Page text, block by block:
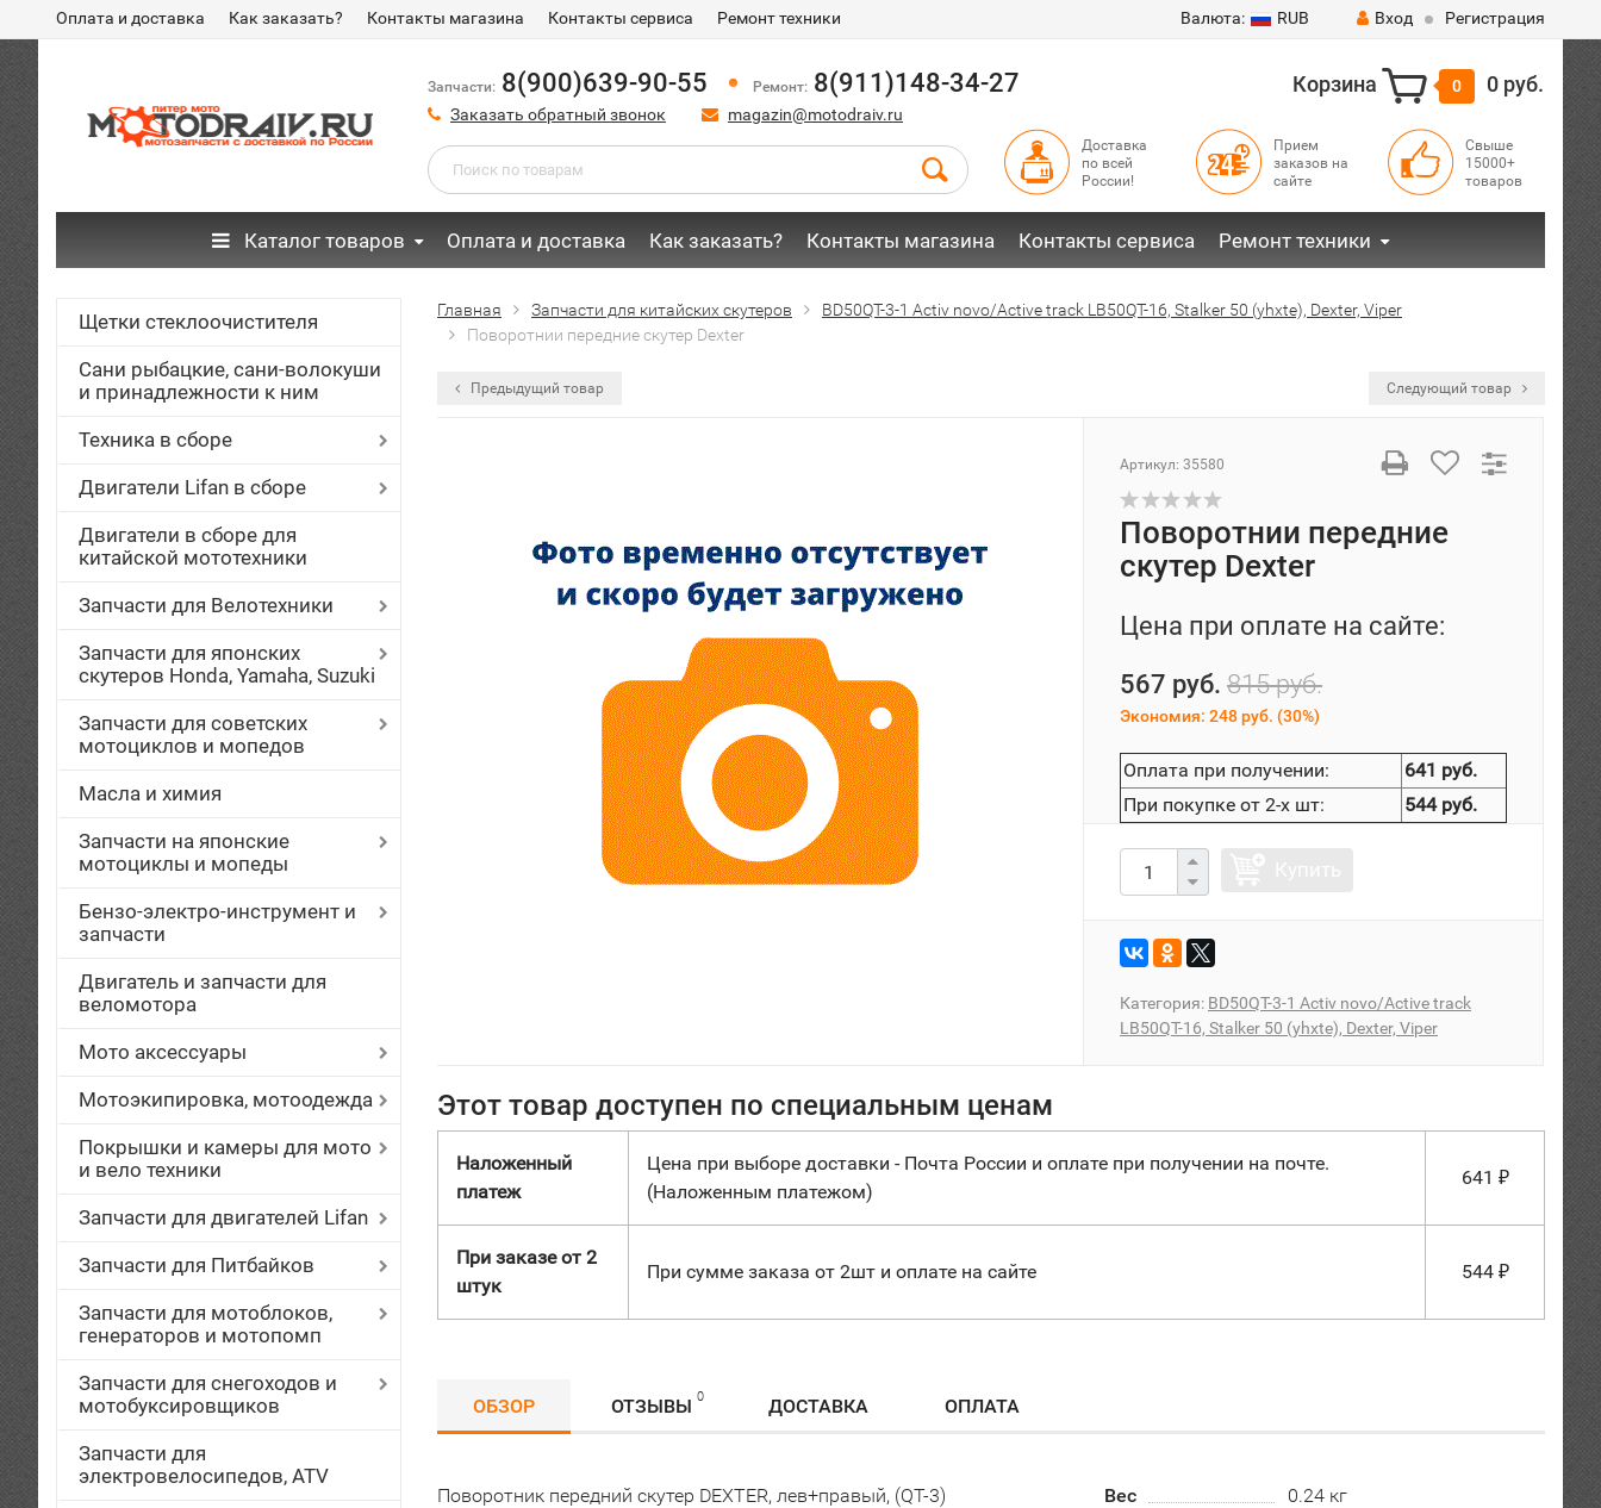
Оплата и доставка Как заказать? Контакты магазина Контакты сервиса Ремонт техники Валюта: RUB Вход Регистрация
Запчасти: 8(900)639-90-55 Ремонт: 8(911)148-34-27
Заказать обратный звонок magazin@motodraiv.ru
Корзина 0 0 руб.
Доставка
по всей
России!
Прием
заказов на
сайте
Свыше
15000+
товаров
Каталог товаров Оплата и доставка Как заказать? Контакты магазина Контакты сервиса Ремонт техники
Щетки стеклоочистителя
Сани рыбацкие, сани-волокуши
и принадлежности к ним
Техника в сборе
Двигатели Lifan в сборе
Двигатели в сборе для
китайской мототехники
Запчасти для Велотехники
Запчасти для японских
скутеров Honda, Yamaha, Suzuki
Запчасти для советских
мотоциклов и мопедов
Масла и химия
Запчасти на японские
мотоциклы и мопеды
Бензо-электро-инструмент и
запчасти
Двигатель и запчасти для
веломотора
Мото аксессуары
Мотоэкипировка, мотоодежда
Покрышки и камеры для мото
и вело техники
Запчасти для двигателей Lifan
Запчасти для Питбайков
Запчасти для мотоблоков,
генераторов и мотопомп
Запчасти для снегоходов и
мотобуксировщиков
Запчасти для
электровелосипедов, ATV
Главная Запчасти для китайских скутеров
BD50QT-3-1 Activ novo/Active track LB50QT-16, Stalker 50 (yhxte), Dexter, Viper
Поворотнии передние скутер Dexter
Предыдущий товар Следующий товар
Артикул: 35580
Поворотнии передние
скутер Dexter
Цена при оплате на сайте:
567 руб. 815 руб.
Экономия: 248 руб. (30%)
Оплата при получении:
641 руб.
При покупке от 2-х шт:
544 руб.
Категория: BD50QT-3-1 Activ novo/Active track
LB50QT-16, Stalker 50 (yhxte), Dexter, Viper
Этот товар доступен по специальным ценам
Наложенный
платеж
Цена при выборе доставки - Почта России и оплате при получении на почте.
(Наложенным платежом)
641 ₽
При заказе от 2
штук
При сумме заказа от 2шт и оплате на сайте 544 ₽
ОБЗОР ОТЗЫВЫ 0 ДОСТАВКА ОПЛАТА
Поворотник передний скутер DEXTER, лев+правый, (QT-3)
Вес 0.24 кг